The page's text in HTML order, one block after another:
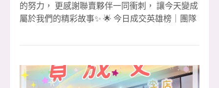
的努力， 更感謝聯賣夥伴一同衝刺， 讓今天變成
屬於我們的精彩故事✨ 🌟 今日成交英雄榜｜團隊
雅 🎉 珮愉 🎉（領袖店） 2 簽（聯賣）👉 淑惠經
👏👏 這是一場真正的團隊戰， 彼此補位、彼此成
就、彼此相挺， 才能創造出一日連環炮的震撼